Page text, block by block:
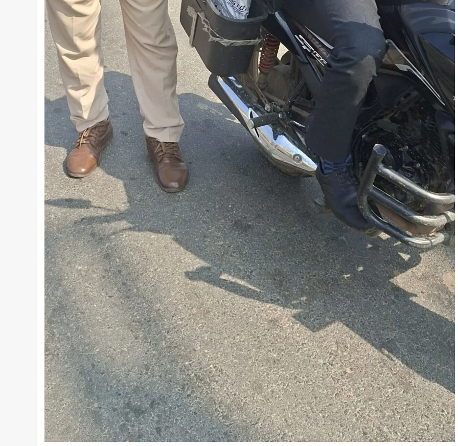
Nalanda Crime News
रूपसपुर में बंद पड़े घर का ताला तोड़कर ₹2.50
लाख नकद समेत करीब ₹18 लाख के गहनों की
चोरी,डॉग स्क्वायड की मदद से जांच में जुटी हरनौत
पुलिस
shankar August 1, 2026 0
हरनौत थाना क्षेत्र के रूपसपुर गांव के वार्ड संख्या-16 स्थित मुशहरी
टोला में शनिवार की सुबह उस समय हड़कंप मच गया, जब एक बंद
पड़े...
Read More